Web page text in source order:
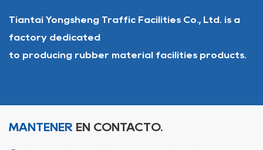
Tiantai Yongsheng Traffic Facilities Co., Ltd. is a
factory dedicated
to producing rubber material facilities products.
MANTENER EN CONTACTO.